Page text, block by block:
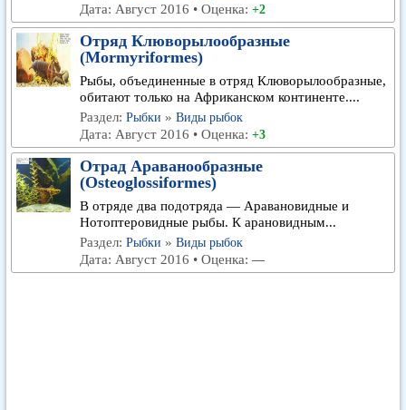
Дата: Август 2016 • Оценка: +2
Отряд Клюворылообразные
(Mormyriformes)
Рыбы, объединенные в отряд Клюворылообразные,
обитают только на Африканском континенте....
Раздел: Рыбки » Виды рыбок
Дата: Август 2016 • Оценка: +3
Отрад Араванообразные
(Osteoglossiformes)
В отряде два подотряда — Аравановидные и
Нотоптеровидные рыбы. К арановидным...
Раздел: Рыбки » Виды рыбок
Дата: Август 2016 • Оценка: —